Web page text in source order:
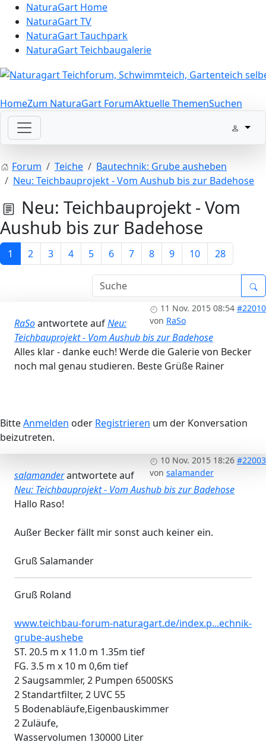
NaturaGart Home
NaturaGart TV
NaturaGart Tauchpark
NaturaGart Teichbaugalerie
HomeZum NaturaGart ForumAktuelle ThemenSuchen
Forum Teiche
Bautechnik: Grube ausheben
Neu: Teichbauprojekt - Vom Aushub bis zur Badehose
Neu: Teichbauprojekt - Vom
Aushub bis zur Badehose
1 2 3 4 5 6 7 8 9 10 28
11 Nov. 2015 08:54 #22010
von RaSo
RaSoantwortete aufNeu:
Teichbauprojekt - Vom Aushub bis zur Badehose
Alles klar - danke euch! Werde die Galerie von Becker
noch mal genau studieren. Beste Grüße Rainer
BitteAnmelden oder Registrieren um der Konversation
beizutreten.
10 Nov. 2015 18:26 #22003
von salamander
salamanderantwortete auf
Neu: Teichbauprojekt - Vom Aushub bis zur Badehose
Hallo Raso!
Außer Becker fällt mir sonst auch keiner ein.
Gruß Salamander
Gruß Roland
www.teichbau-forum-naturagart.de/index.p...echnik-
grube-aushebe
ST. 20.5 m x 11.0 m 1.35m tief
FG. 3.5 m x 10 m 0,6m tief
2 Saugsammler, 2 Pumpen 6500SKS
2 Standartfilter, 2 UVC 55
5 Bodenabläufe,Eigenbauskimmer
2 Zuläufe,
Wasservolumen 130000 Liter